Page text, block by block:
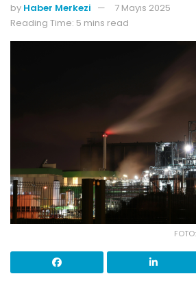
by Haber Merkezi
7 Mayıs 2025
Reading Time: 5 mins read